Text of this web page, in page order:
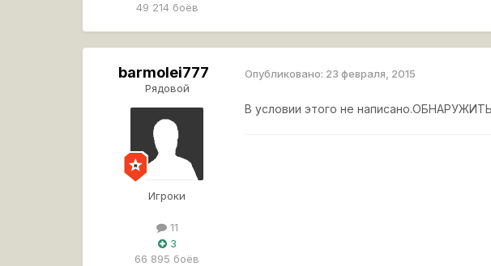
49 214 боёв
barmolei777
Рядовой
Игроки
11
3
66 895 боёв
Опубликовано: 23 февраля, 2015
В условии этого не